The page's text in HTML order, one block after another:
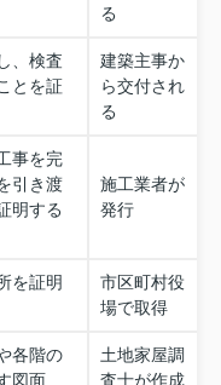
る
、検査
とを証
建築主事か
ら交付され
る
事を完
引き渡
明する
施工業者が
発行
を証明
市区町村役
場で取得
各階の
図面
土地家屋調
査士が作成